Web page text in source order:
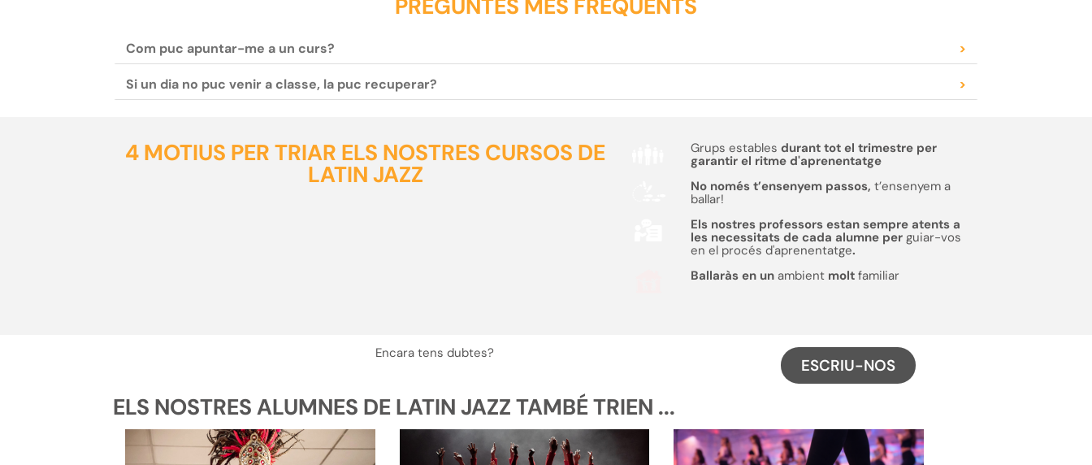
PREGUNTES MÉS FREQÜENTS
Com puc apuntar-me a un curs? >
Si un dia no puc venir a classe, la puc recuperar? >
4 MOTIUS PER TRIAR ELS NOSTRES CURSOS DE
LATIN JAZZ
Grups estables durant tot el trimestre per
garantir el ritme d'aprenentatge
No només t’ensenyem passos, t’ensenyem a
ballar!
Els nostres professors estan sempre atents a
les necessitats de cada alumne per guiar-vos
en el procés d'aprenentatge.
Ballaràs en un ambientmolt familiar
Encara tens dubtes?
ESCRIU-NOS
ELS NOSTRES ALUMNES DE LATIN JAZZ TAMBÉ TRIEN ...